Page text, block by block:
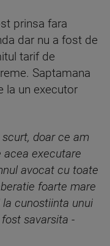
prinsa fara
dar nu a fost de
tarif de
Saptamana
la un executor
doar ce am
executare
avocat cu toate
foarte mare
cunostiinta unui
savarsita -